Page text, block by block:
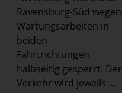
Ravensburg-Süd wegen
Wartungsarbeiten in
beiden
Fahrtrichtungen
halbseitig gesperrt. Der
Verkehr wird jeweils ...